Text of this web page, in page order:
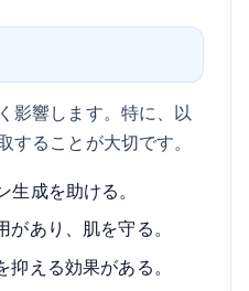
影響します。特に、以
ることが大切です。
生成を助ける。
あり、肌を守る。
える効果がある。